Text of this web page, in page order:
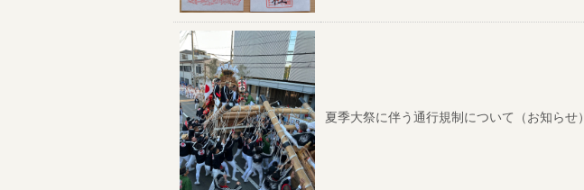
夏季大祭に伴う通行規制について（お知らせ）